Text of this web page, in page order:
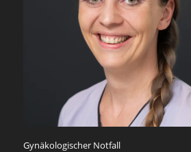
Gynäkologischer Notfall